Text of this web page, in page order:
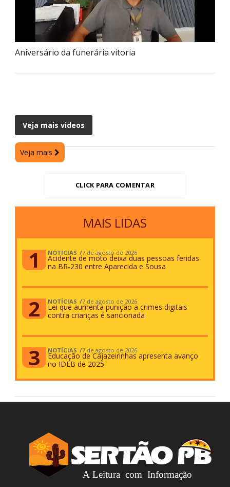
Aniversário da funerária vitoria
Veja mais videos
Veja mais
CLICK PARA COMENTAR
MAIS LIDAS
NOTÍCIAS 7 de agosto de 2026
Acidente de moto deixa duas pessoas feridas
na BR-230 entre Aparecida e Sousa
NOTÍCIAS 7 de agosto de 2026
Lei que aumenta punição a crimes digitais
contra crianças é sancionada
NOTÍCIAS 7 de agosto de 2026
Educação de Cajazeirinhas apresenta avanço
no IDEB de 2025